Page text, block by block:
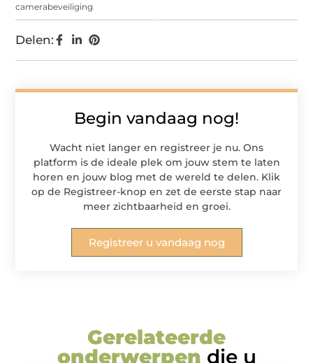
camerabeveiliging
Begin vandaag nog!
Wacht niet langer en registreer je nu. Ons
platform is de ideale plek om jouw stem te laten
horen en jouw blog met de wereld te delen. Klik
op de Registreer-knop en zet de eerste stap naar
meer zichtbaarheid en groei.
Registreer u vandaag nog
Delen:
Gerelateerde
onderwerpen die u